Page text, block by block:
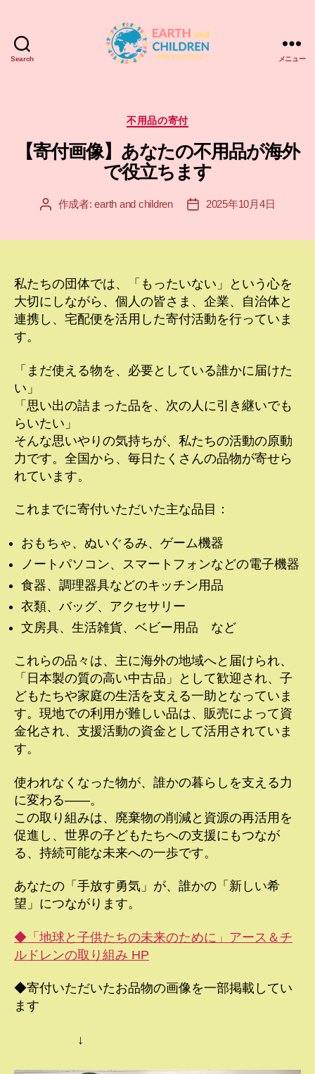
Search
＆
ル
ド
レ
EARTH
CHILDREN
メニュー
カ
ゴ
リ
ー
不用品の寄付
【寄付画像】あなたの不用品が海外
で役立ちます
投 作成者:earth and children
投
2025年10月4日
私たちの団体では、「もったいない」という心を
大切にしながら、個人の皆さま、企業、自治体と
連携し、宅配便を活用した寄付活動を行っていま
す。
「まだ使える物を、必要としている誰かに届けた
い」
「思い出の詰まった品を、次の人に引き継いでも
らいたい」
そんな思いやりの気持ちが、私たちの活動の原動
力です。全国から、毎日たくさんの品物が寄せら
れています。
これまでに寄付いただいた主な品目：
おもちゃ、ぬいぐるみ、ゲーム機器
ノートパソコン、スマートフォンなどの電子機器
食器、調理器具などのキッチン用品
衣類、バッグ、アクセサリー
文房具、生活雑貨、ベビー用品 など
これらの品々は、主に海外の地域へと届けられ、
「日本製の質の高い中古品」として歓迎され、子
どもたちや家庭の生活を支える一助となっていま
す。現地での利用が難しい品は、販売によって資
金化され、支援活動の資金として活用されていま
す。
使われなくなった物が、誰かの暮らしを支える力
に変わる――。
この取り組みは、廃棄物の削減と資源の再活用を
促進し、世界の子どもたちへの支援にもつなが
る、持続可能な未来への一歩です。
あなたの「手放す勇気」が、誰かの「新しい希
望」につながります。
◆「地球と子供たちの未来のために」アース＆チ
ルドレンの取り組み HP
◆寄付いただいたお品物の画像を一部掲載してい
ます
↓